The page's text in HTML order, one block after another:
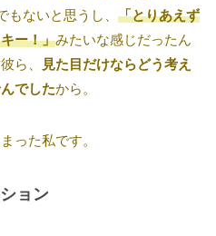
ないと思うし、 「とりあえず
ー！」みたいな感じだったん
ら、
見た目だけならどう考え
でしたから。
った私です。
ョン